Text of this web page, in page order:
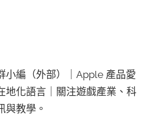
小編（外部）｜Apple 產品愛
地化語言｜關注遊戲產業、科
與教學。